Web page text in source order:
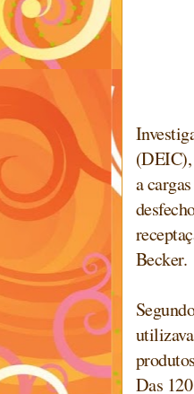
(DEIC),
a
Becker.
Das